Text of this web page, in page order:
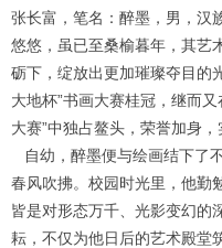
张长富，笔名：醉墨，男，汉
悠悠，虽已至桑榆暮年，其艺
砺下，绽放出更加璀璨夺目的
大地杯”书画大赛桂冠，继而
大赛”中独占鳌头，荣誉加身，
自幼，醉墨便与绘画结下了
春风吹拂。校园时光里，他勤
皆是对形态万千、光影变幻的
耘，不仅为他日后的艺术殿堂